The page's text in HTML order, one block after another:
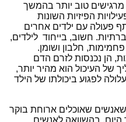
מרגישים טוב יותר בהמשך
הפיזיות השונות
פעולה עם ילדים אחרים
חשוב, בייחוד לילדים,
חלבון ושומן.
הן נכנסות לזרם הדם
של העיכול הוא מהיר יותר,
לפגוע ביכולתו של הילד
שאוכלים ארוחת בוקר